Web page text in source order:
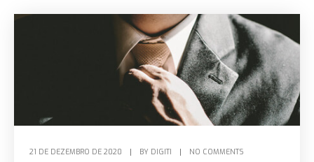
21 DE DEZEMBRO DE 2020 BY DIGITI NO COMMENTS